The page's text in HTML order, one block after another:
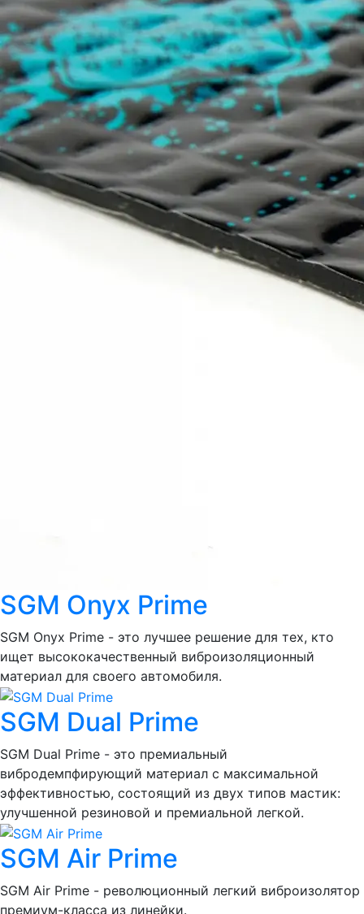
SGM Onyx Prime
SGM Onyx Prime - это лучшее решение для тех, кто
ищет высококачественный виброизоляционный
материал для своего автомобиля.
SGM Dual Prime
SGM Dual Prime - это премиальный
вибродемпфирующий материал с максимальной
эффективностью, состоящий из двух типов мастик:
улучшенной резиновой и премиальной легкой.
SGM Air Prime
SGM Air Prime - революционный легкий виброизолятор
премиум-класса из линейки.